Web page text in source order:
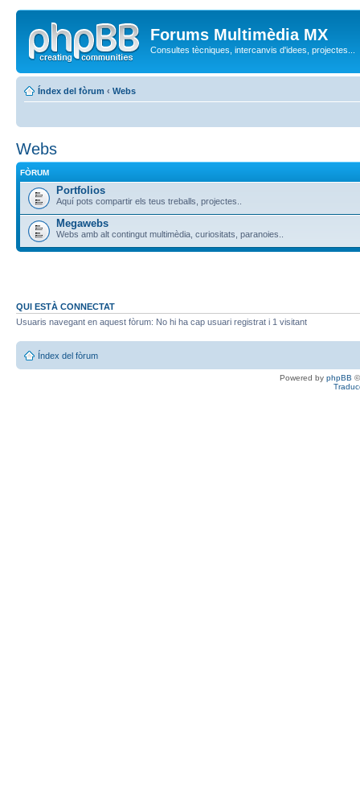
Forums Multimèdia MX
Consultes tècniques, intercanvis d'idees, projectes...
Índex del fòrum ‹ Webs
Webs
FÒRUM
Portfolios
Aquí pots compartir els teus treballs, projectes..
Megawebs
Webs amb alt contingut multimèdia, curiositats, paranoies..
QUI ESTÀ CONNECTAT
Usuaris navegant en aquest fòrum: No hi ha cap usuari registrat i 1 visitant
Índex del fòrum
Powered by phpBB